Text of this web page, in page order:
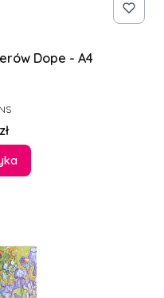
Dope - A4